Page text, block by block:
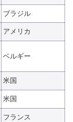
ブラジル
アメリカ
ベルギー
米国
米国
フランス